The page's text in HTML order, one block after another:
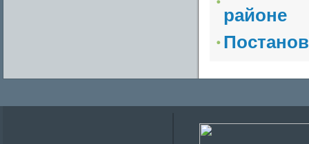
районе